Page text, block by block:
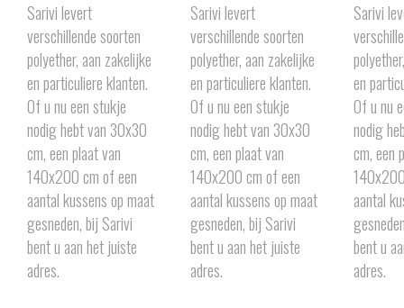
Sarivi levert
verschillende soorten
polyether, aan zakelijke
en particuliere klanten.
Of u nu een stukje
nodig hebt van 30x30
cm, een plaat van
140x200 cm of een
aantal kussens op maat
gesneden, bij Sarivi
bent u aan het juiste
adres.
Sarivi levert
verschillende soorten
polyether, aan zakelijke
en particuliere klanten.
Of u nu een stukje
nodig hebt van 30x30
cm, een plaat van
140x200 cm of een
aantal kussens op maat
gesneden, bij Sarivi
bent u aan het juiste
adres.
Sarivi
en
Of u nu
nodig
cm, een
aantal
bent u
adres.